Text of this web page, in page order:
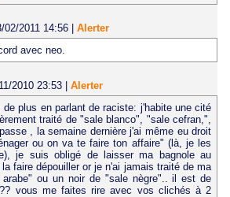
02/2011 14:56
Alerter
avec neo.
2010 23:53 | Alerter
de plus en parlant de raciste: j'habite une cité
traité de "sale blanco", "sale cefran,",
, la semaine dernière j'ai même eu droit
ou on va te faire ton affaire" (là, je les
je suis obligé de laisser ma bagnole au
faire dépouiller or je n'ai jamais traité de ma
ou un noir de "sale nègre".. il est de
vous me faites rire avec vos clichés à 2